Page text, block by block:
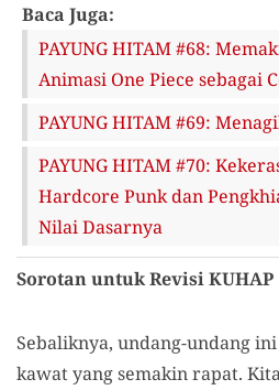
Baca Juga:
PAYUNG HITAM #68:
Animasi One Piece sebagai
PAYUNG HITAM #69:
PAYUNG HITAM #70:
Hardcore Punk dan
Nilai Dasarnya
Sorotan untuk Revisi KUHAP
Sebaliknya, undang-undang
kawat yang semakin rapat.